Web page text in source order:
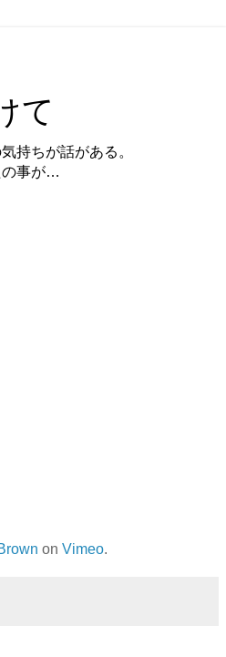
て
持ちが話がある。
事が…
on Vimeo.